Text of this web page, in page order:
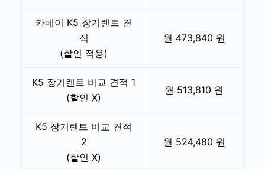
카베이 K5 장기렌트 견
적
(할인 적용)
월 473,840 원
K5 장기렌트 비교 견적 1
(할인 X)
월 513,810 원
K5 장기렌트 비교 견적
2
(할인 X)
월 524,480 원